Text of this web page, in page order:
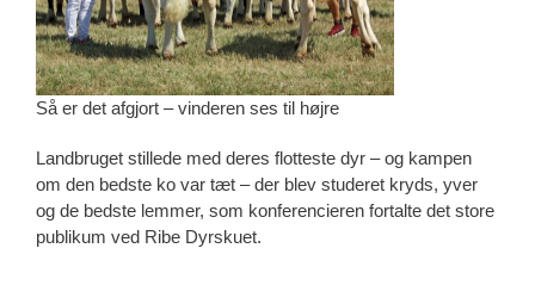
Så er det afgjort – vinderen ses til højre
Landbruget stillede med deres flotteste dyr – og kampen
om den bedste ko var tæt – der blev studeret kryds, yver
og de bedste lemmer, som konferencieren fortalte det store
publikum ved Ribe Dyrskuet.